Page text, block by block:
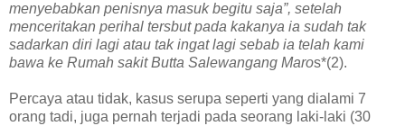
menyebabkan penisnya masuk begitu saja”, setelah
menceritakan perihal tersbut pada kakanya ia sudah tak
sadarkan diri lagi atau tak ingat lagi sebab ia telah kami
bawa ke Rumah sakit Butta Salewangang Maros*(2).
Percaya atau tidak, kasus serupa seperti yang dialami 7
orang tadi, juga pernah terjadi pada seorang laki-laki (30